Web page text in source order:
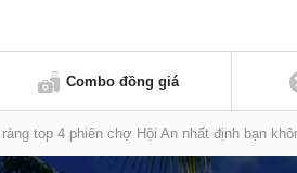
Combo đồng giá
ràng top 4 phiên chợ Hội An nhất định bạn